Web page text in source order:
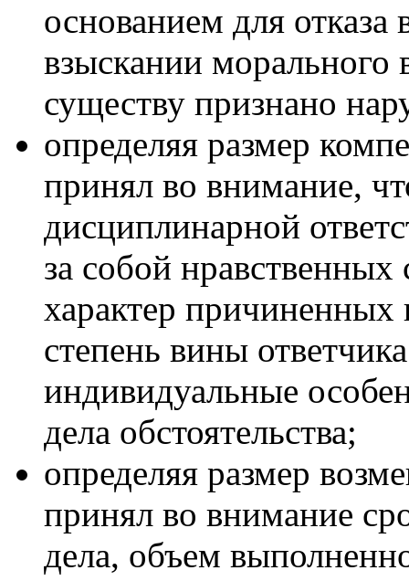
основанием для отказа
взыскании морального
существу признано
определяя размер
принял во внимание,
дисциплинарной
за собой нравственных
характер причиненных
степень вины
индивидуальные
дела обстоятельства;
определяя размер
принял во внимание
дела, объем